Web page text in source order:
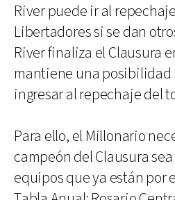
River puede ir al
Libertadores si se dan
River finaliza el Clausura
mantiene una posibilidad
ingresar al repechaje del
Para ello, el Millonario
campeón del Clausura
equipos que ya están por